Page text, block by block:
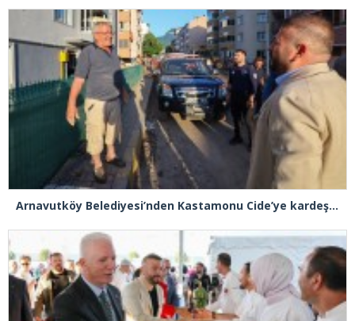
Arnavutköy Belediyesi’nden Kastamonu Cide’ye kardeşlik eli